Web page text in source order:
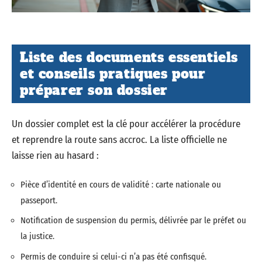
Liste des documents essentiels
et conseils pratiques pour
préparer son dossier
Un dossier complet est la clé pour accélérer la procédure
et reprendre la route sans accroc. La liste officielle ne
laisse rien au hasard :
Pièce d’identité en cours de validité : carte nationale ou
passeport.
Notification de suspension du permis, délivrée par le préfet ou
la justice.
Permis de conduire si celui-ci n’a pas été confisqué.